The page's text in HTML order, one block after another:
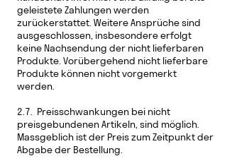
geleistete Zahlungen werden
zurückerstattet. Weitere Ansprüche sind
ausgeschlossen, insbesondere erfolgt
keine Nachsendung der nicht lieferbaren
Produkte. Vorübergehend nicht lieferbare
Produkte können nicht vorgemerkt
werden.
2.7. Preisschwankungen bei nicht
preisgebundenen Artikeln, sind möglich.
Massgeblich ist der Preis zum Zeitpunkt der
Abgabe der Bestellung.